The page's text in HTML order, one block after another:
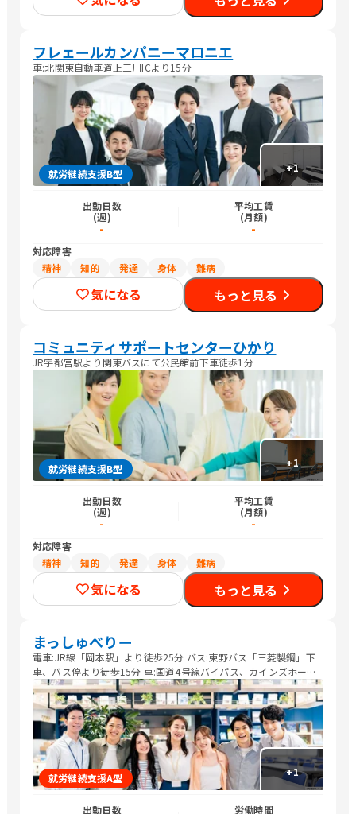
フレェールカンパニーマロニエ
車:北関東自動車道上三川ICより15分
+1
就労継続支援B型
出勤日数
(週)
-
平均工賃
(月額)
-
対応障害
精神
知的 発達 身体 難病
気になる もっと見る
コミュニティサポートセンターひかり
JR宇都宮駅より関東バスにて公民館前下車徒歩1分
+1
就労継続支援B型
出勤日数
(週)
-
平均工賃
(月額)
-
対応障害
精神
知的 発達 身体 難病
気になる もっと見る
まっしゅべりー
電車:JR線「岡本駅」より徒歩25分 バス:東野バス「三菱製鋼」下
車、バス停より徒歩15分 車:国道4号線バイパス、カインズホーム
宇都宮平出店より車で3分
+1
就労継続支援A型
出勤日数 労働時間